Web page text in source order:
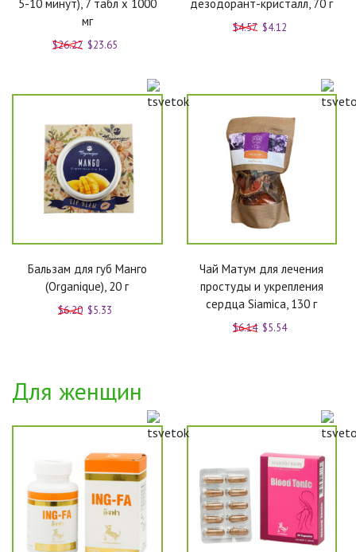
5-10 минут), 7 табл х 1000
мг
$26.22 $23.65
дезодорант-кристалл, 70 г
$4.57 $4.12
Бальзам для губ Манго
(Organique), 20 г
$6.20 $5.33
Чай Матум для лечения
простуды и укрепления
сердца Siamica, 130 г
$6.14 $5.54
Для женщин